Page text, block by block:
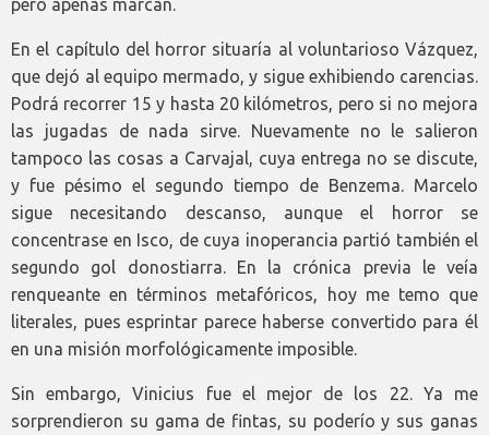
pero apenas marcan.
En el capítulo del horror situaría al voluntarioso Vázquez,
que dejó al equipo mermado, y sigue exhibiendo carencias.
Podrá recorrer 15 y hasta 20 kilómetros, pero si no mejora
las jugadas de nada sirve. Nuevamente no le salieron
tampoco las cosas a Carvajal, cuya entrega no se discute,
y fue pésimo el segundo tiempo de Benzema. Marcelo
sigue necesitando descanso, aunque el horror se
concentrase en Isco, de cuya inoperancia partió también el
segundo gol donostiarra. En la crónica previa le veía
renqueante en términos metafóricos, hoy me temo que
literales, pues esprintar parece haberse convertido para él
en una misión morfológicamente imposible.
Sin embargo, Vinicius fue el mejor de los 22. Ya me
sorprendieron su gama de fintas, su poderío y sus ganas